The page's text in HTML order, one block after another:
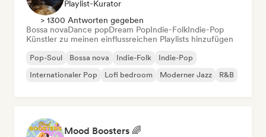
Playlist-Kurator
> 1300 Antworten gegeben
Bossa novaDance popDream PopIndie-FolkIndie-Pop
Künstler zu meinen einflussreichen Playlists hinzufügen
Pop-Soul Bossa nova Indie-Folk
Indie-Pop
Internationaler Pop
Lofi bedroom Moderner Jazz R&B
Mood Boosters 🌈